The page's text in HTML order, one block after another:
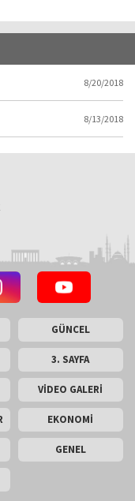
8/20/2018
8/13/2018
GÜNCEL
3. SAYFA
VİDEO GALERİ
EKONOMİ
GENEL